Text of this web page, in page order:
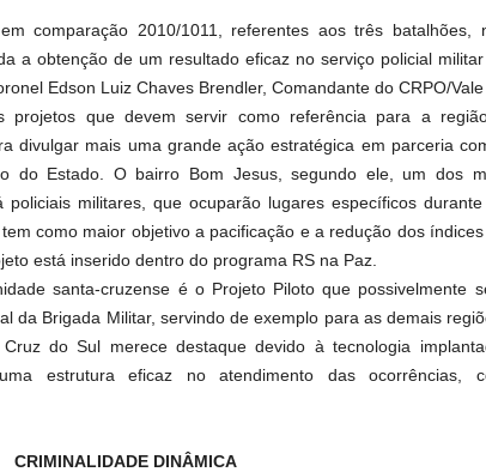
comparação 2010/1011, referentes aos três batalhões,
a obtenção de um resultado eficaz no serviço policial
Edson Luiz Chaves Brendler, Comandante do CRPO/
projetos que devem servir como referência para a
divulgar mais uma grande ação estratégica em parceria
do Estado. O bairro Bom Jesus, segundo ele, um dos
policiais militares, que ocuparão lugares específicos
como maior objetivo a pacificação e a redução dos
está inserido dentro do programa RS na Paz.
santa-cruzense é o Projeto Piloto que possivelmente
da Brigada Militar, servindo de exemplo para as demais
do Sul merece destaque devido à tecnologia
estrutura eficaz no atendimento das ocorrências,
CRIMINALIDADE DINÂMICA